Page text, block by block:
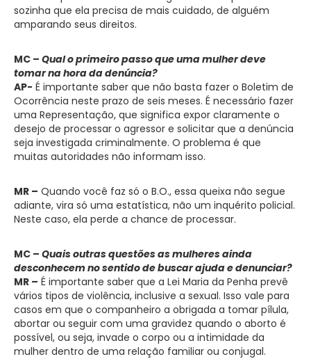
sozinha que ela precisa de mais cuidado, de alguém
amparando seus direitos.
MC – Qual o primeiro passo que uma mulher deve
tomar na hora da denúncia?
AP- É importante saber que não basta fazer o Boletim de
Ocorrência neste prazo de seis meses. É necessário fazer
uma Representação, que significa expor claramente o
desejo de processar o agressor e solicitar que a denúncia
seja investigada criminalmente. O problema é que
muitas autoridades não informam isso.
MR – Quando você faz só o B.O., essa queixa não segue
adiante, vira só uma estatística, não um inquérito policial.
Neste caso, ela perde a chance de processar.
MC – Quais outras questões as mulheres ainda
desconhecem no sentido de buscar ajuda e denunciar?
MR – É importante saber que a Lei Maria da Penha prevê
vários tipos de violência, inclusive a sexual. Isso vale para
casos em que o companheiro a obrigada a tomar pílula,
abortar ou seguir com uma gravidez quando o aborto é
possível, ou seja, invade o corpo ou a intimidade da
mulher dentro de uma relação familiar ou conjugal.